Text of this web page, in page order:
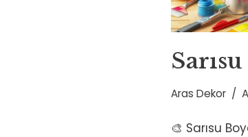
Aras Dekor
🎨 Sarısu